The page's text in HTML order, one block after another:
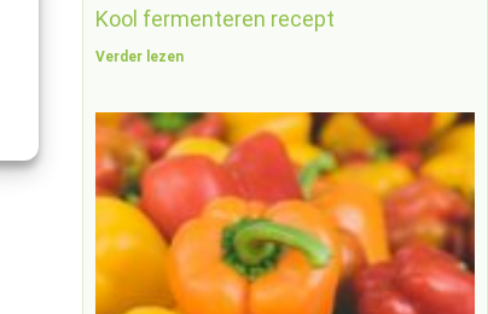
Kool fermenteren recept
Verder lezen